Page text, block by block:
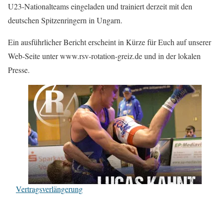
U23-Nationalteams eingeladen und trainiert derzeit mit den
deutschen Spitzenringern in Ungarn.
Ein ausführlicher Bericht erscheint in Kürze für Euch auf unserer
Web-Seite unter www.rsv-rotation-greiz.de und in der lokalen
Presse.
Vertragsverlängerung